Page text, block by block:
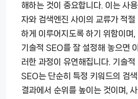
해하는 것이 중요합니다. 이는 사용
자와 검색엔진 사이의 교류가 적절
하게 이루어지도록 하기 위함이며,
기술적 SEO를 잘 설정해 놓으면 이
러한 과정이 유연해집니다. 기술적
SEO는 단순히 특정 키워드의 검색
결과에서 순위를 높이는 것이며, 사